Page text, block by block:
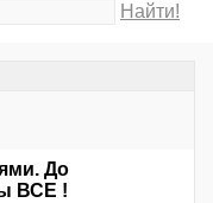
Найти!
До
ВСЕ !